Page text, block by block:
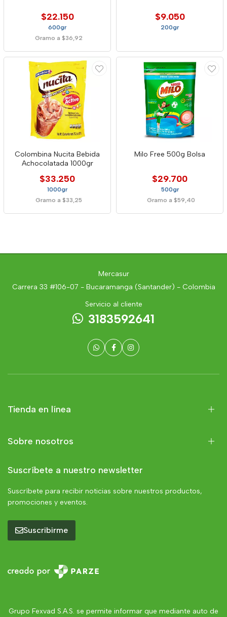
$22.150
600gr
Gramo a $36,92
$9.050
200gr
Colombina Nucita Bebida
Achocolatada 1000gr
$33.250
1000gr
Gramo a $33,25
Milo Free 500g Bolsa
$29.700
500gr
Gramo a $59,40
Mercasur
Carrera 33 #106-07 - Bucaramanga (Santander) - Colombia
Servicio al cliente
3183592641
Tienda en línea
Sobre nosotros
Suscríbete a nuestro newsletter
Suscríbete para recibir noticias sobre nuestros productos,
promociones y eventos.
Suscribirme
Grupo Fexvad S.A.S. se permite informar que mediante auto de